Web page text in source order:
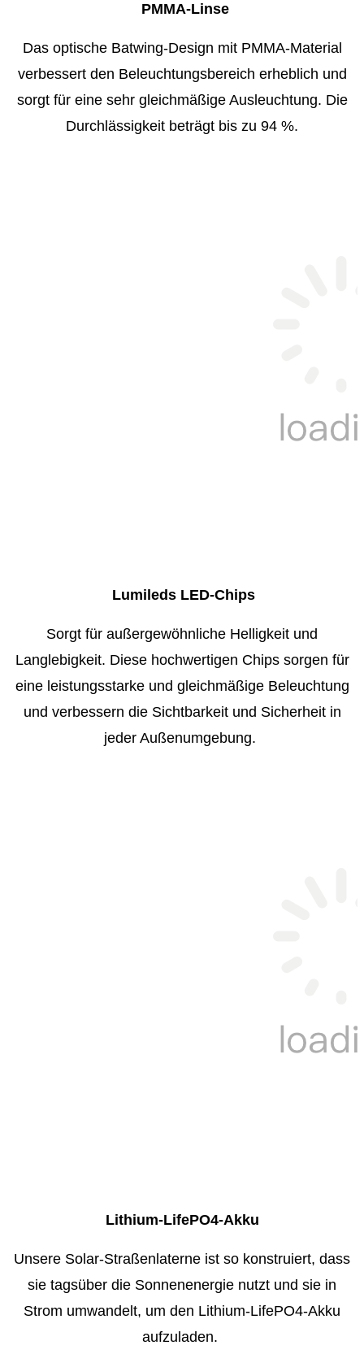
PMMA-Linse
Das optische Batwing-Design mit PMMA-Material
verbessert den Beleuchtungsbereich erheblich und
sorgt für eine sehr gleichmäßige Ausleuchtung. Die
Durchlässigkeit beträgt bis zu 94 %.
Lumileds LED-Chips
Sorgt für außergewöhnliche Helligkeit und
Langlebigkeit. Diese hochwertigen Chips sorgen für
eine leistungsstarke und gleichmäßige Beleuchtung
und verbessern die Sichtbarkeit und Sicherheit in
jeder Außenumgebung.
Lithium-LifePO4-Akku
Unsere Solar-Straßenlaterne ist so konstruiert, dass
sie tagsüber die Sonnenenergie nutzt und sie in
Strom umwandelt, um den Lithium-LifePO4-Akku
aufzuladen.